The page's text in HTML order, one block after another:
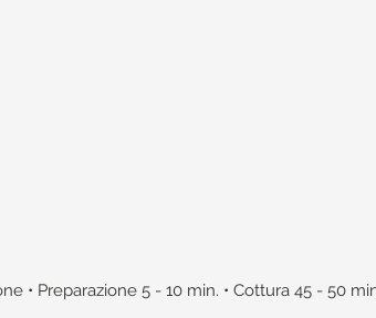
• Preparazione 5 - 10 min. • Cottura 45 - 50